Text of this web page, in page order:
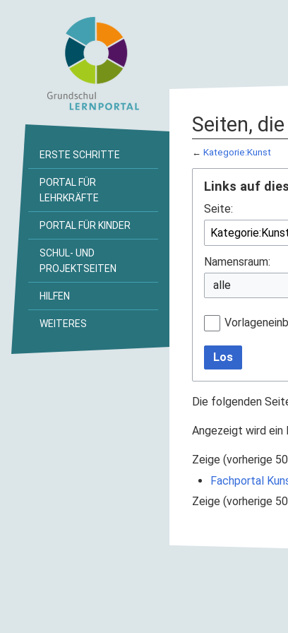
Seiten,
← Kategorie:Kunst
Links auf
Seite:
Namensraum:
Los
Die folgenden
Angezeigt wird ein
Zeige (vorherige 50
Fachportal
Zeige (vorherige 50
ERSTE SCHRITTE
PORTAL FÜR
LEHRKRÄFTE
PORTAL FÜR KINDER
SCHUL- UND
PROJEKTSEITEN
HILFEN
WEITERES